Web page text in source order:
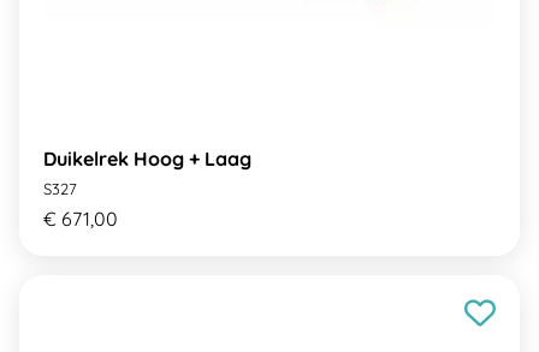
Duikelrek Hoog + Laag
S327
€ 671,00